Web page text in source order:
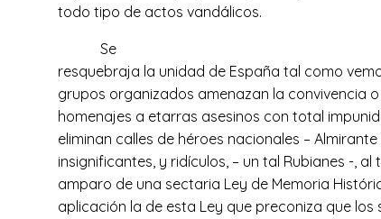
todo tipo de actos vandálicos.
Se
resquebraja la unidad de España tal como
grupos organizados amenazan la convivencia
homenajes a etarras asesinos con total
eliminan calles de héroes nacionales –
insignificantes, y ridículos, – un tal Rubianes -,
amparo de una sectaria Ley de Memoria
aplicación la de esta Ley que preconiza que los